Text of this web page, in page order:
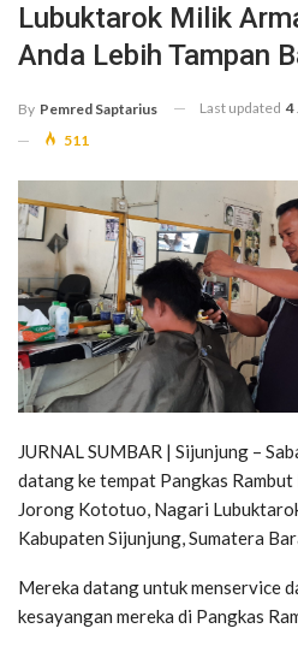
Lubuktarok Milik
Anda Lebih Tampan
By Pemred Saptarius Last updated 4
511
JURNAL SUMBAR | Sijunjung –
datang ke tempat Pangkas
Jorong Kototuo, Nagari
Kabupaten Sijunjung, Sumatera
Mereka datang untuk menservice
kesayangan mereka di Pangkas